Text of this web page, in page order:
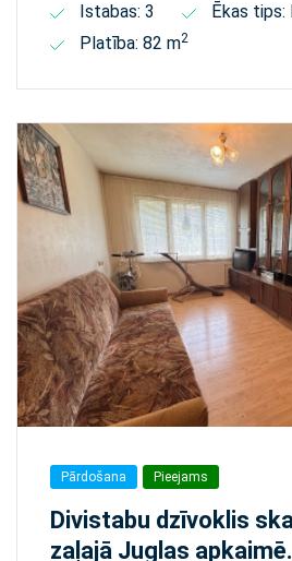
Istabas: 3
Ēkas tips:
Platība: 82 m2
Pārdošana Pieejams
Divistabu dzīvoklis
zaļajā Juglas apkaimē.